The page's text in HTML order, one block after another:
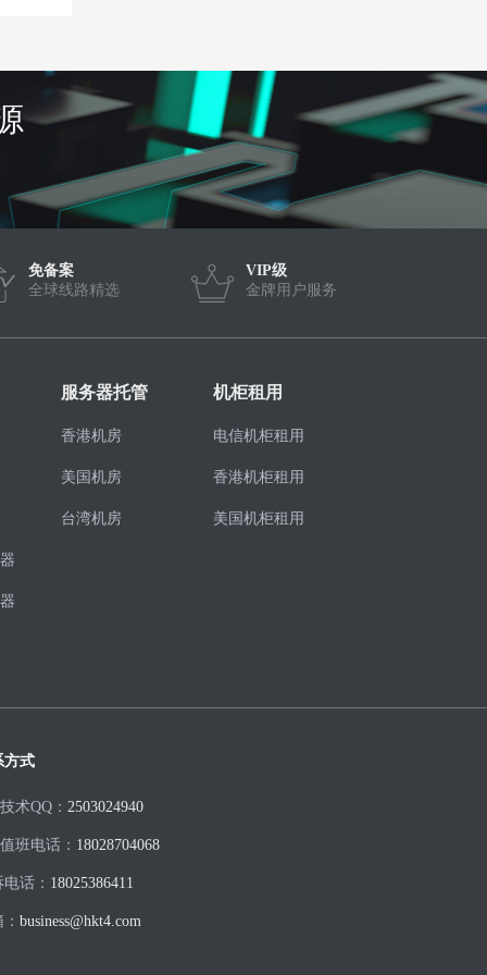
免备案
全球线路精选
VIP级
金牌用户服务
服务器托管
香港机房
美国机房
台湾机房
机柜租用
电信机柜租用
香港机柜租用
美国机柜租用
方式
术QQ： 2503024940
班电话： 18028704068
话： 18025386411
business@hkt4.com